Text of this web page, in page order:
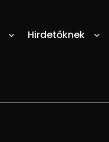
Hirdetőknek